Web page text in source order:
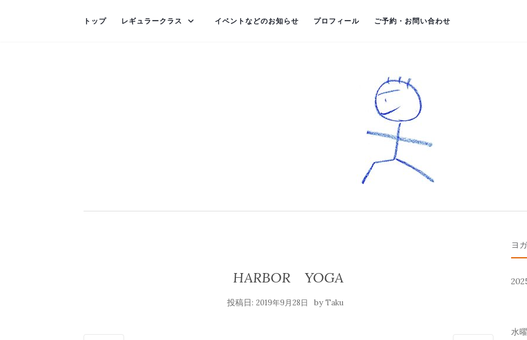
トップ レギュラークラス イベントなどのお知らせ プロフィール ご予約・お問い合わせ
HARBOR YOGA
投稿日:2019年9月28日 byTaku
ヨ
水